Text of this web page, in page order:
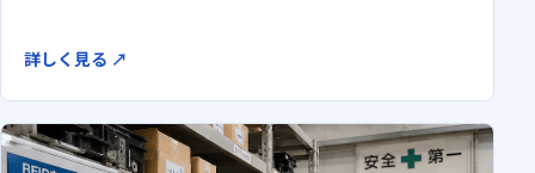
詳しく見る ↗